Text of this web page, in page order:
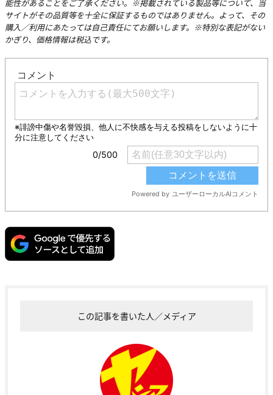
能性があることをご了承ください。※掲載されている製品等について、当
サイトがその品質等を十全に保証するものではありません。よって、その
購入／利用にあたっては自己責任にてお願いします。※特別な表記がない
かぎり、価格情報は税込です。
この記事を書いた人／メディア